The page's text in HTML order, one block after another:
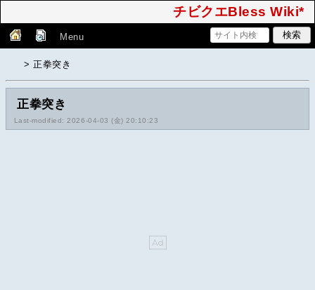
チビクエBless Wiki*
Menu
> 正拳突き
正拳突き
Last-modified: 2026-04-03 (金) 20:10:23